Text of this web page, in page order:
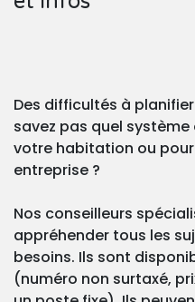
Des difficultés à
savez pas quel
votre habitation ou
entreprise ?
Nos conseilleurs
appréhender tous les
besoins. Ils sont
(numéro non surtaxé,